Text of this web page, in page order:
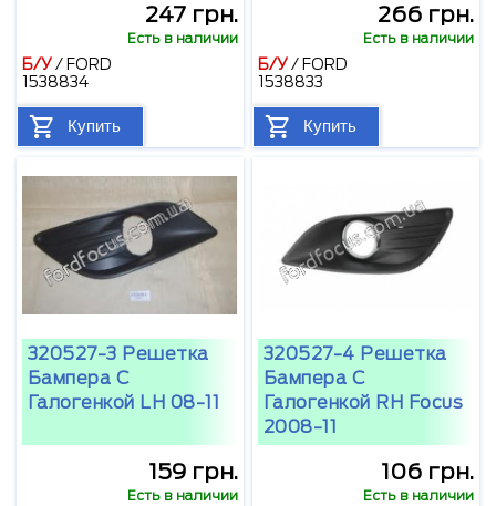
247 грн.
Есть в наличии
Б/У/ FORD
1538834
Купить
266 грн.
Есть в наличии
Б/У/ FORD
1538833
Купить
320527-3 Решетка
Бампера С
Галогенкой LH 08-11
159 грн.
Есть в наличии
320527-4 Решетка
Бампера С
Галогенкой RH Focus
2008-11
106 грн.
Есть в наличии